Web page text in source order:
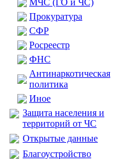
МЧС (ГО и ЧС)
Прокуратура
CФР
Росреестр
ФНС
Антинаркотическая
политика
Иное
Защита населения и
территорий от ЧС
Открытые данные
Благоустройство